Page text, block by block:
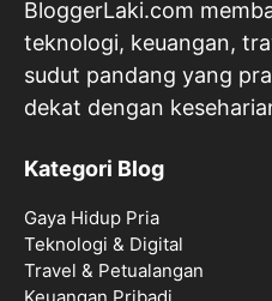
BloggerLaki.com
teknologi, keuangan,
sudut pandang yang
dekat dengan
Kategori Blog
Gaya Hidup Pria
Teknologi & Digital
Travel & Petualangan